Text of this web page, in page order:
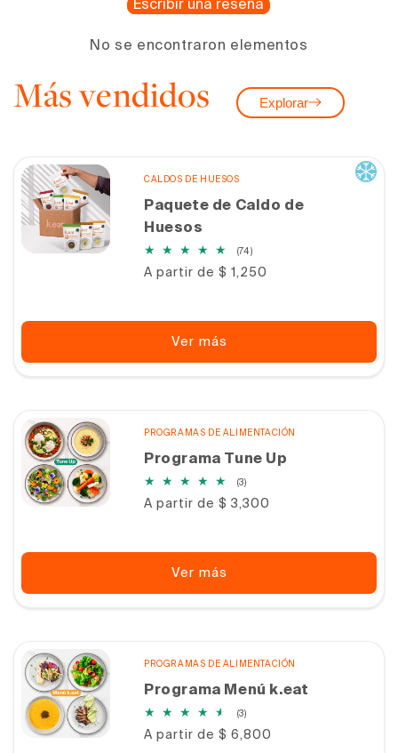
Escribir una reseña
No se encontraron elementos
Más vendidos Explorar
CALDOS DE HUESOS
Paquete de Caldo de
Huesos
(74)74
totales
Precio
A partir de $ 1,250
Ver más
PROGRAMAS DE ALIMENTACIÓN
Programa Tune Up
(3)3
totales
Precio
A partir de $ 3,300
Ver más
PROGRAMAS DE ALIMENTACIÓN
Programa Menú k.eat
(3)3
totales
Precio
A partir de $ 6,800